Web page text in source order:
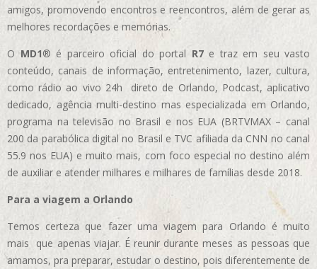
amigos, promovendo encontros e reencontros, além de gerar as
melhores recordações e memórias.
OMD1® é parceiro oficial do portal R7e traz em seu vasto
conteúdo, canais de informação, entretenimento, lazer, cultura,
como rádio ao vivo 24h direto de Orlando, Podcast, aplicativo
dedicado, agência multi-destino mas especializada em Orlando,
programa na televisão no Brasil e nos EUA (BRTVMAX – canal
200 da parabólica digital no Brasil e TVC afiliada da CNN no canal
55.9 nos EUA) e muito mais, com foco especial no destino além
de auxiliar e atender milhares e milhares de famílias desde 2018.
Para a viagem a Orlando
Temos certeza que fazer uma viagem para Orlando é muito
mais que apenas viajar. É reunir durante meses as pessoas que
amamos, pra preparar, estudar o destino, pois diferentemente de